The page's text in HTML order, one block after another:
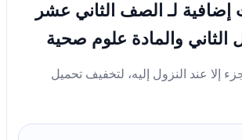
إضافية لـ الصف الثاني عشر
والمادة علوم صحية
إلا عند النزول إليه، لتخفيف تحميل